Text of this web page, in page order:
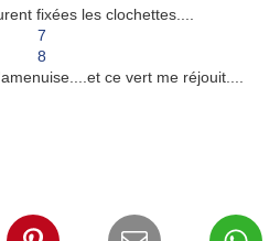
fixées les clochettes....
ce vert me réjouit....